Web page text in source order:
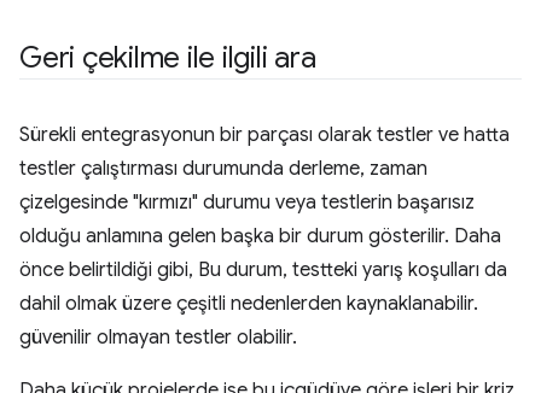
Geri çekilme ile ilgili ara
Sürekli entegrasyonun bir parçası olarak testler ve hatta
testler çalıştırması durumunda derleme, zaman
çizelgesinde "kırmızı" durumu veya testlerin başarısız
olduğu anlamına gelen başka bir durum gösterilir. Daha
önce belirtildiği gibi, Bu durum, testteki yarış koşulları da
dahil olmak üzere çeşitli nedenlerden kaynaklanabilir.
güvenilir olmayan testler olabilir.